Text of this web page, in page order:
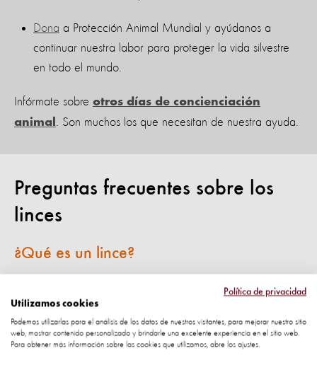
Dona a Protección Animal Mundial y ayúdanos a
continuar nuestra labor para proteger la vida silvestre
en todo el mundo.
Infórmate sobre otros días de concienciación
animal. Son muchos los que necesitan de nuestra ayuda.
Preguntas frecuentes sobre los
linces
¿Qué es un lince?
El lince es un tipo de gato montés que habita en los
bosques y se alimenta de animales pequeños. Se distingue
de otros felinos salvajes por los mechones puntiagudos de
pelo en las orejas y su cola corta y gruesa.
Política de privacidad
Utilizamos cookies
Podemos utilizarlas para el análisis de los datos de nuestros visitantes, para mejorar nuestro sitio
web, mostrar contenido personalizado y brindarle una excelente experiencia en el sitio web.
Para obtener más información sobre las cookies que utilizamos, abre los ajustes.